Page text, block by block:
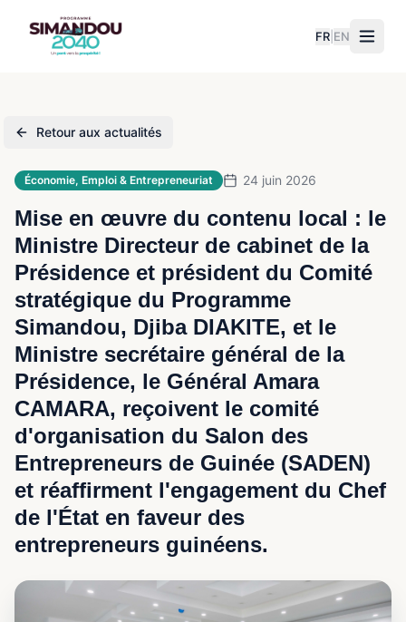
FR EN
Retour aux actualités
Économie, Emploi & Entrepreneuriat 24 juin 2026
Mise en œuvre du contenu local : le
Ministre Directeur de cabinet de la
Présidence et président du Comité
stratégique du Programme
Simandou, Djiba DIAKITE, et le
Ministre secrétaire général de la
Présidence, le Général Amara
CAMARA, reçoivent le comité
d'organisation du Salon des
Entrepreneurs de Guinée (SADEN)
et réaffirment l'engagement du Chef
de l'État en faveur des
entrepreneurs guinéens.